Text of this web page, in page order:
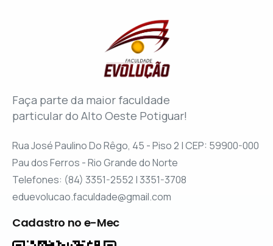
Faça parte da maior faculdade
particular do Alto Oeste Potiguar!
Rua José Paulino Do Rêgo, 45 - Piso 2 | CEP: 59900-000
Pau dos Ferros - Rio Grande do Norte
Telefones: (84) 3351-2552 | 3351-3708
eduevolucao.faculdade@gmail.com
Cadastro no e-Mec